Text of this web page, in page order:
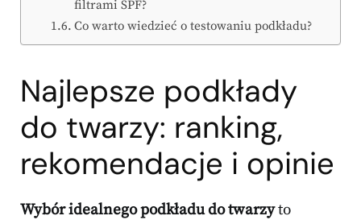
filtrami SPF?
Co warto wiedzieć o testowaniu podkładu?
Najlepsze podkłady
do twarzy: ranking,
rekomendacje i opinie
Wybór idealnego podkładu do twarzyto